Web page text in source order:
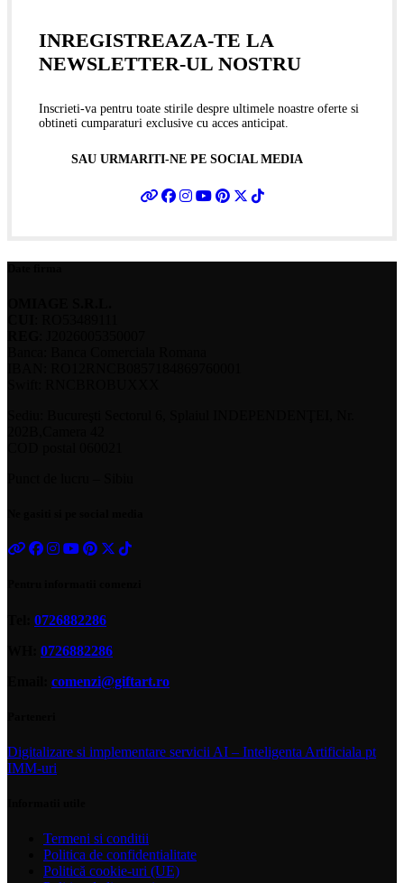
INREGISTREAZA-TE LA
NEWSLETTER-UL NOSTRU
Inscrieti-va pentru toate stirile despre ultimele noastre oferte si
obtineti cumparaturi exclusive cu acces anticipat.
SAU URMARITI-NE PE SOCIAL MEDIA
0726882286
0726882286
comenzi@giftart.ro
Digitalizare si implementare servicii AI – Inteligenta Artificiala pt
IMM-uri
Termeni si conditii
Politica de confidentialitate
Politică cookie-uri (UE)